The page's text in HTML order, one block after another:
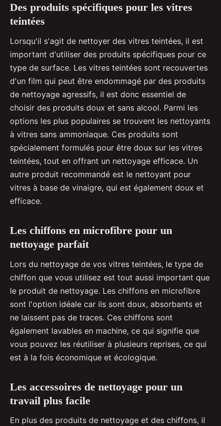
Des produits spécifiques pour les vitres
teintées
Lorsqu'il s'agit de nettoyer des vitres teintées, il est
important d'utiliser des produits spécifiques pour ce
type de surface. Les vitres teintées sont recouvertes
d'un film qui peut être endommagé par des produits
de nettoyage agressifs, il est donc essentiel de
choisir des produits doux et sans alcool. Parmi les
options les plus populaires se trouvent les nettoyants
à vitres sans ammoniaque. Ces produits sont
spécialement formulés pour être doux sur les vitres
teintées, tout en offrant un nettoyage efficace. Un
autre produit recommandé est le nettoyant pour
vitres à base de vinaigre, qui est également doux et
efficace.
Les chiffons en microfibre pour un
nettoyage parfait
Lors du nettoyage de vos vitres teintées, le type de
chiffon que vous utilisez est tout aussi important que
le produit de nettoyage. Les chiffons en microfibre
sont l'option idéale car ils sont doux, absorbants et
ne laissent pas de traces. Ces chiffons sont
également lavables en machine, ce qui signifie que
vous pouvez les réutiliser à plusieurs reprises, ce qui
est à la fois économique et écologique.
Les accessoires de nettoyage pour un
travail plus facile
En plus des produits de nettoyage et des chiffons, il